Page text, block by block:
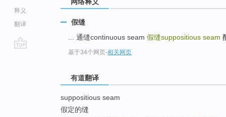
释义
翻译
假缝
... 通缝continuous seam 假缝suppositious seam
基于34个网页-相关网页
有道翻译
suppositious seam
假定的缝